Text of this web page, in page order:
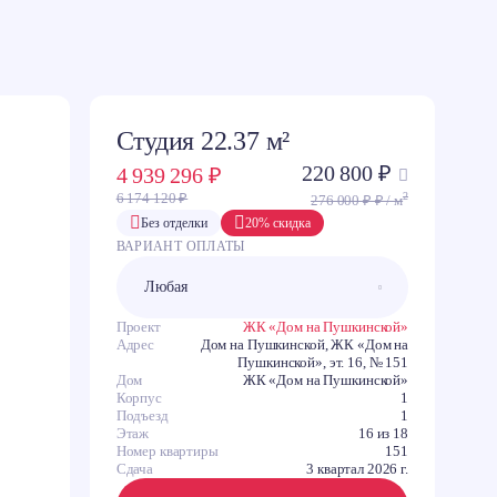
C
В
Ю
З
Студия 22.37 м²
4 939 296 ₽
6 174 120 ₽
220 800 ₽
276 000 ₽ ₽ / м2
20% скидка
Без отделки
ВАРИАНТ ОПЛАТЫ
Проект
ЖК «Дом на Пушкинской»
Адрес
Дом на Пушкинской, ЖК «Дом на
Пушкинской», эт. 16, № 151
Дом
ЖК «Дом на Пушкинской»
Корпус
1
Подъезд
1
Этаж
16 из 18
Номер квартиры
151
Сдача
3 квартал 2026 г.